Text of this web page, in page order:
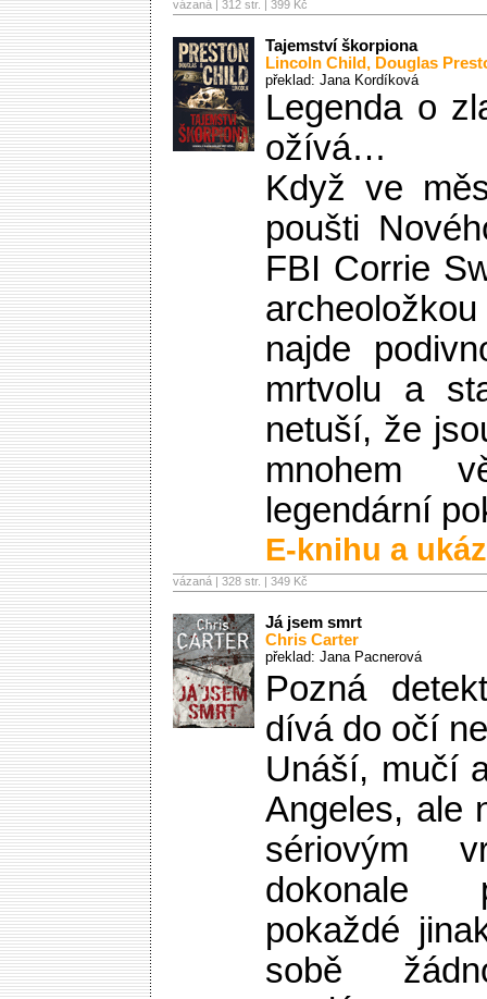
vázaná | 312 str. | 399 Kč
Tajemství škorpiona
Lincoln Child , Douglas
překlad: Jana Kordíková
Legenda o
ožívá…
Když ve
poušti
FBI Corrie
najde
mrtvolu a
netuší, že
mnohem
legendární
E-knihu a
vázaná | 328 str. | 349 Kč
Já jsem smrt
Chris Carter
překlad: Jana Pacnerová
Pozná
dívá do očí
Unáší, mučí
Angeles, ale
sériovým
dokonale
pokaždé
sobě